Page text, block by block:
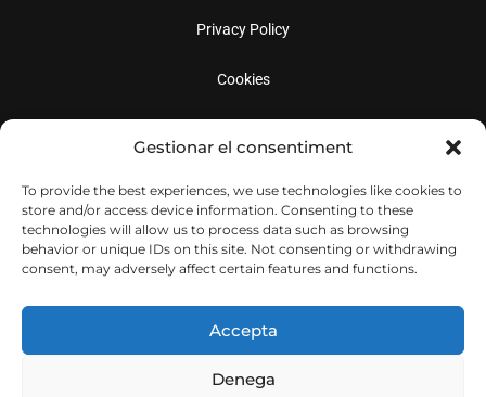
Gestionar el consentiment
To provide the best experiences, we use technologies like cookies to
store and/or access device information. Consenting to these
technologies will allow us to process data such as browsing
behavior or unique IDs on this site. Not consenting or withdrawing
consent, may adversely affect certain features and functions.
Accepta
Denega
Privacy Policy
Cookies
Social
Decolletatge Sabadell S.L.